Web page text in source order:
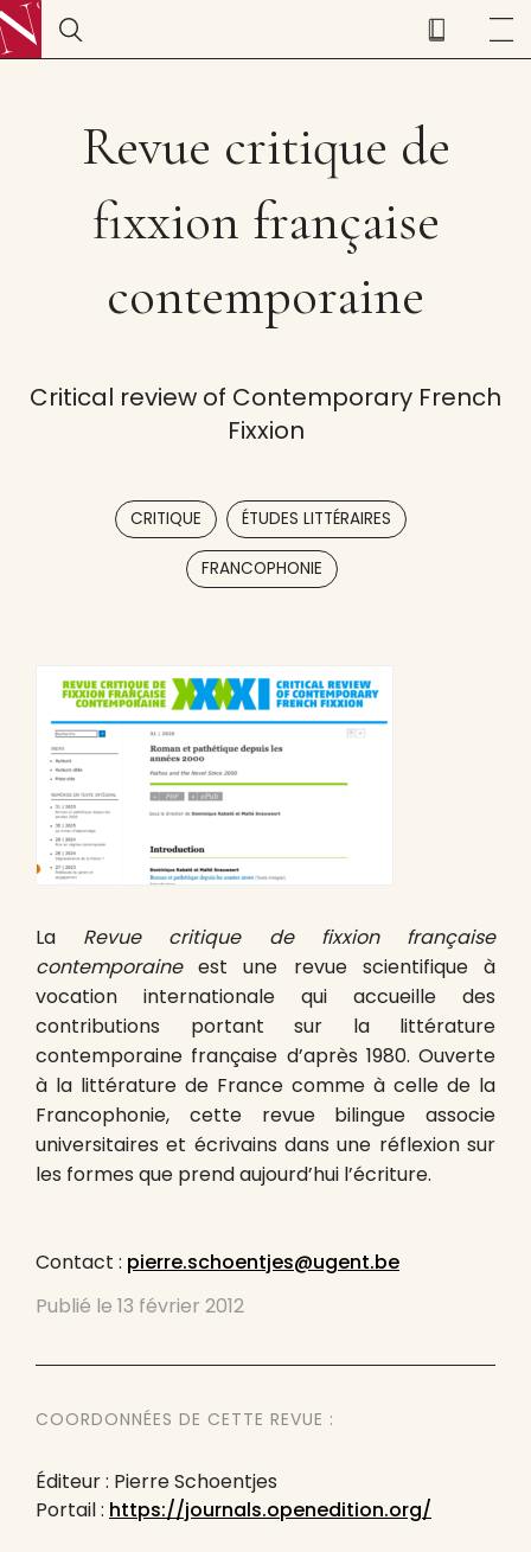
Revue critique de
fixxion française
contemporaine
Critical review of Contemporary French
Fixxion
CRITIQUE ÉTUDES LITTÉRAIRES
FRANCOPHONIE
La Revue critique de fixxion française
contemporaineest une revue scientifique à
vocation internationale qui accueille des
contributions portant sur la littérature
contemporaine française d’après 1980. Ouverte
à la littérature de France comme à celle de la
Francophonie, cette revue bilingue associe
universitaires et écrivains dans une réflexion sur
les formes que prend aujourd’hui l’écriture.
Contact : pierre.schoentjes@ugent.be
Publié le 13 février 2012
COORDONNÉES DE CETTE REVUE :
Éditeur : Pierre Schoentjes
Portail : https://journals.openedition.org/